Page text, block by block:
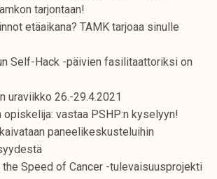
tarjontaan!
etäaikana? TAMK tarjoaa sinulle
Self-Hack -päivien fasilitaattoriksi on
uraviikko 26.-29.4.2021
opiskelija: vastaa PSHP:n kyselyyn!
paneelikeskusteluihin
the Speed of Cancer -tulevaisuusprojekti